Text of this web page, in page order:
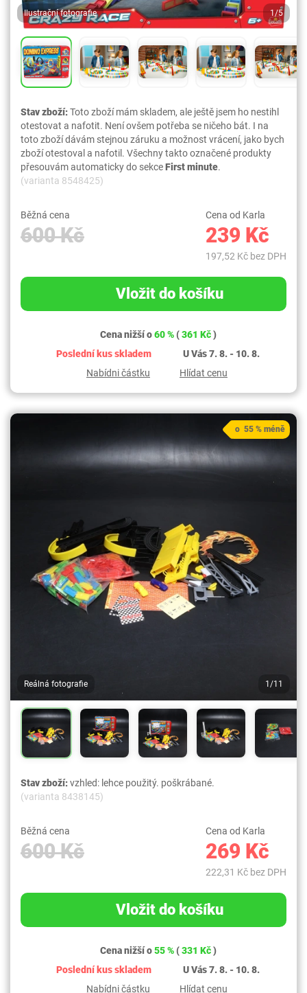
Ilustrační fotografie 1/5
Stav zboží:Toto zboží mám skladem, ale ještě jsem ho nestihl
otestovat a nafotit. Není ovšem potřeba se ničeho bát. I na
toto zboží dávám stejnou záruku a možnost vrácení, jako bych
zboží otestoval a nafotil. Všechny takto označené produkty
přesouvám automaticky do sekceFirst minute.
(varianta 8548425)
Běžná cena
600 Kč
Cena od Karla
239 Kč
197,52 Kč bez DPH
Vložit do košíku
Cena nižší o60 %(361 Kč)
Poslední kus skladem
U Vás 7. 8. - 10. 8.
Nabídni částku
Hlídat cenu
Reálná fotografie 1/11
o 55 % méně
Stav zboží:vzhled: lehce použitý. poškrábané.
(varianta 8438145)
Běžná cena
600 Kč
Cena od Karla
269 Kč
222,31 Kč bez DPH
Vložit do košíku
Cena nižší o55 %(331 Kč)
Poslední kus skladem
U Vás 7. 8. - 10. 8.
Nabídni částku
Hlídat cenu